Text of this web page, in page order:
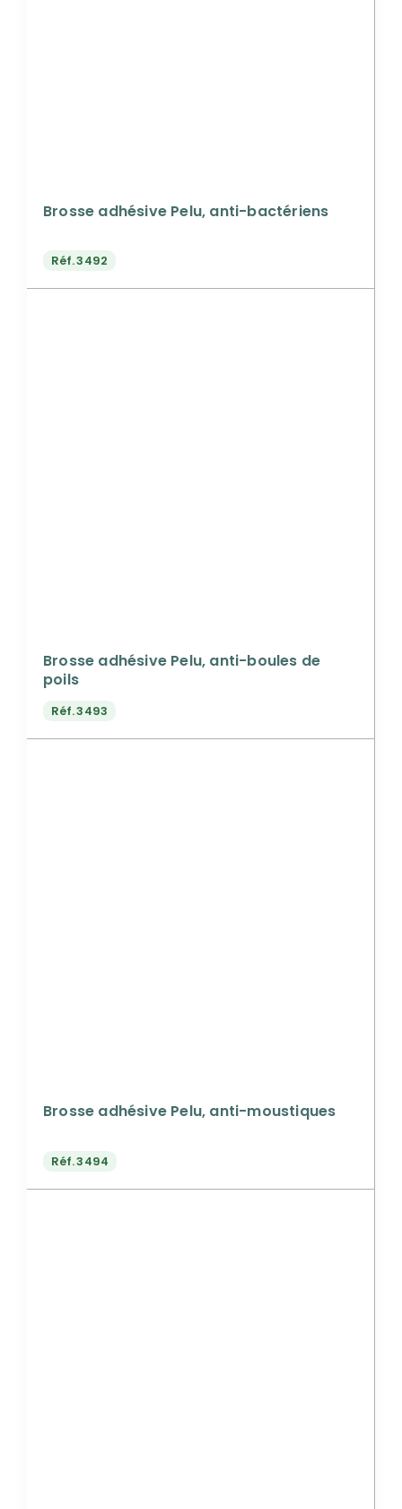
Brosse adhésive Pelu, anti-bactériens
Réf.3492
Brosse adhésive Pelu, anti-boules de
poils
Réf.3493
Brosse adhésive Pelu, anti-moustiques
Réf.3494